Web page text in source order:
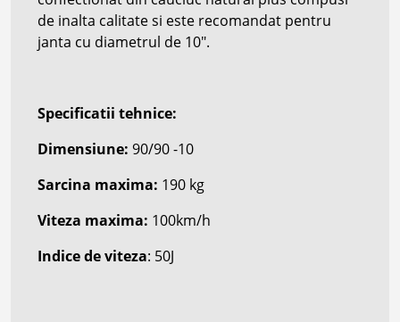
de inalta calitate si este recomandat pentru
janta cu diametrul de 10".
Specificatii tehnice:
Dimensiune: 90/90 -10
Sarcina maxima: 190 kg
Viteza maxima: 100km/h
Indice de viteza: 50J